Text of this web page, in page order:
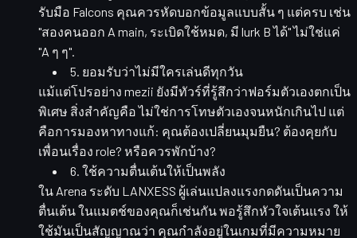
รับมือ Falcons คุณควรหัดบอกข้อมูลแบบสั้น ๆ แต่ครบ เช่น
"สองคนออก A main, ระเบิดใช้หมด, มี lurk B ได้" ไม่ใช่แค่
"A ๆ ๆ".
5. ยอมรับว่าไม่มีใครเล่นดีทุกวัน
แม้แต่โปรอย่าง mezii ยังมีทัวร์ที่รู้สึกว่าฟอร์มตัวเองตกเป็น
พิเศษ สิ่งสำคัญคือ ไม่ใช่การโทษตัวเองจนหนักเกินไป แต่
คือการมองหาทางแก้: คุณต้องเปลี่ยนมุมยืน? ต้องคุยกับ
เพื่อนเรื่อง role? หรือควรพักบ้าง?
6. ใช้ความตื่นเต้นให้เป็นพลัง
ใน Arena ระดับ LANXESS ผู้เล่นแปลงแรงกดดันเป็นความ
ตื่นเต้น ในแมตช์ของคุณก็เช่นกัน พอรู้สึกหัวใจเต้นแรง ให้
ใช้มันเป็นสัญญาณว่า คุณกำลังอยู่ในเกมที่มีความหมาย